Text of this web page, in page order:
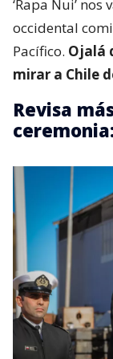
‘Rapa Nui’
occidental
Pacífico. Ojalá
mirar a Chile
Revisa